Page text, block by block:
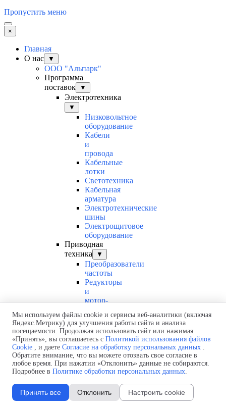
Пропустить меню
×
Главная
О нас
▼
ООО "Альпарк"
Программа
поставок
▼
Электротехника
▼
Низковольтное
оборудование
Кабели
и
провода
Кабельные
лотки
Светотехника
Кабельная
арматура
Электротехнические
шины
Электрощитовое
оборудование
Приводная
техника
▼
Преобразователи
частоты
Редукторы
и
мотор-
Линейные
системы
Компоненты
автоматизации
Электродвигатели
Втулки
шестерни
муфты
Подшипники
Электропитание
Мы используем файлы cookie и сервисы веб-аналитики (включая
Яндекс.Метрику) для улучшения работы сайта и анализа
посещаемости. Продолжая использовать сайт или нажимая
«Принять», вы соглашаетесь с Политикой использования файлов
Cookie , и даете Согласие на обработку персональных данных .
Обратите внимание, что вы можете отозвать свое согласие в
любое время. При нажатии «Отклонить» данные не собираются.
Подробнее в Политике обработки персональных данных.
Принять все Отклонить Настроить cookie